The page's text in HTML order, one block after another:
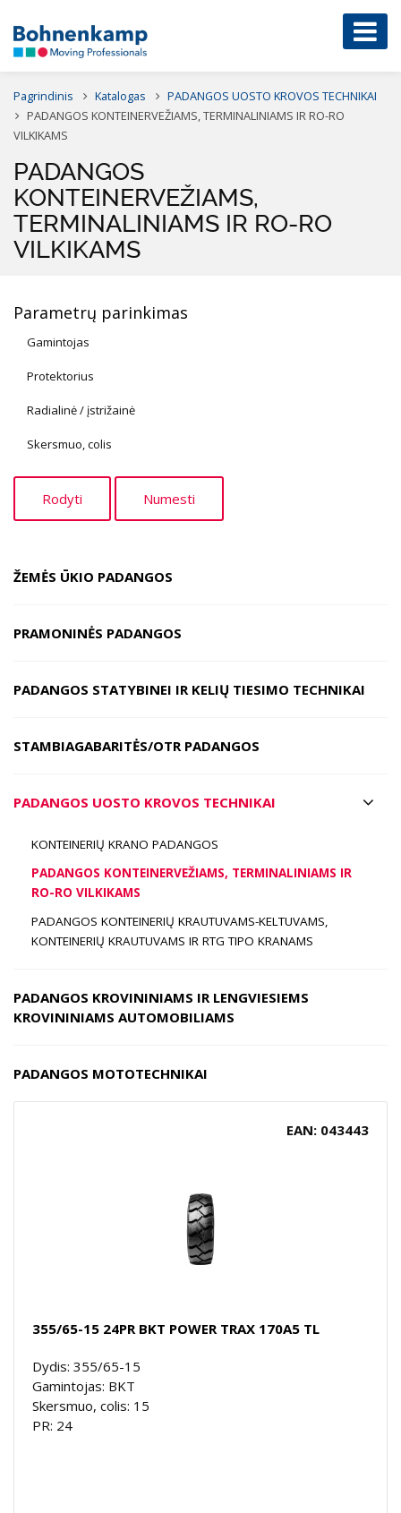
Pagrindinis Katalogas
PADANGOS UOSTO KROVOS TECHNIKAI
PADANGOS KONTEINERVEŽIAMS, TERMINALINIAMS IR RO-RO
VILKIKAMS
PADANGOS
KONTEINERVEŽIAMS,
TERMINALINIAMS IR RO-RO
VILKIKAMS
Parametrų parinkimas
Gamintojas
Protektorius
Radialinė / įstrižainė
Skersmuo, colis
ŽEMĖS ŪKIO PADANGOS
PRAMONINĖS PADANGOS
PADANGOS STATYBINEI IR KELIŲ TIESIMO TECHNIKAI
STAMBIAGABARITĖS/OTR PADANGOS
PADANGOS UOSTO KROVOS TECHNIKAI
KONTEINERIŲ KRANO PADANGOS
PADANGOS KONTEINERVEŽIAMS, TERMINALINIAMS IR
RO-RO VILKIKAMS
PADANGOS KONTEINERIŲ KRAUTUVAMS-KELTUVAMS,
KONTEINERIŲ KRAUTUVAMS IR RTG TIPO KRANAMS
PADANGOS KROVININIAMS IR LENGVIESIEMS
KROVININIAMS AUTOMOBILIAMS
PADANGOS MOTOTECHNIKAI
EAN: 043443
355/65-15 24PR BKT POWER TRAX 170A5 TL
Dydis: 355/65-15
Gamintojas: BKT
Skersmuo, colis: 15
PR: 24